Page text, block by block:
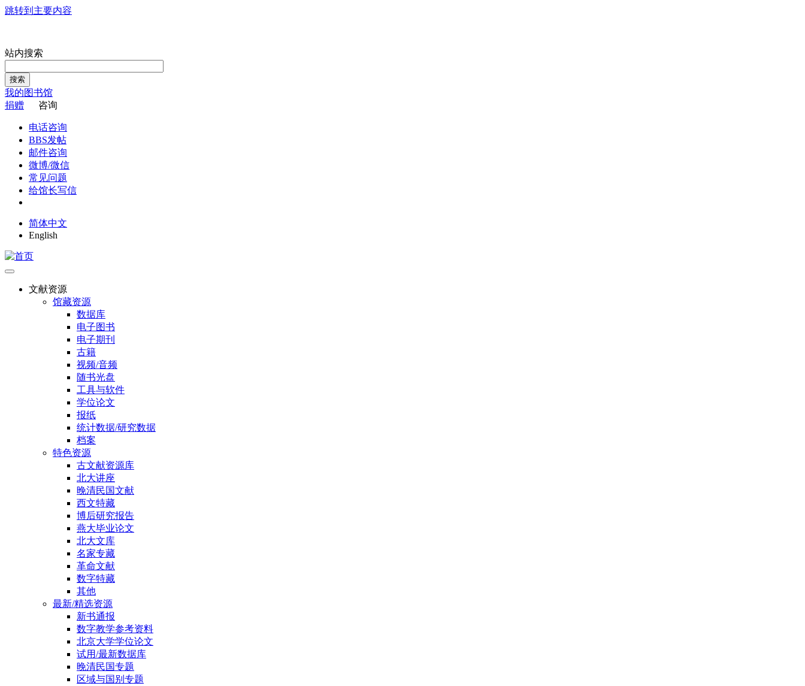
跳转到主要内容
站内搜索
搜索
我的图书馆
捐赠
咨询
电话咨询
BBS发帖
邮件咨询
微博/微信
常见问题
给馆长写信
简体中文
English
文献资源
馆藏资源
数据库
电子图书
电子期刊
古籍
视频/音频
随书光盘
工具与软件
学位论文
报纸
统计数据/研究数据
档案
特色资源
古文献资源库
北大讲座
晚清民国文献
西文特藏
博后研究报告
燕大毕业论文
北大文库
名家专藏
革命文献
数字特藏
其他
最新/精选资源
新书通报
数字教学参考资料
北京大学学位论文
试用/最新数据库
晚清民国专题
区域与国别专题